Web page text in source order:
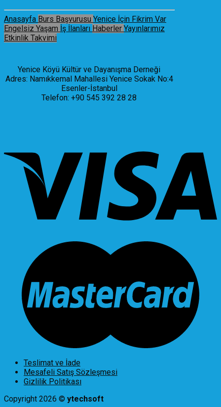
Anasayfa Burs Başvurusu Yenice İçin Fikrim Var
Engelsiz Yaşam İş İlanları Haberler Yayınlarımız
Etkinlik Takvimi
Yenice Köyü Kültür ve Dayanışma Derneği
Adres: Namıkkemal Mahallesi Yenice Sokak No:4
Esenler-İstanbul
Telefon: +90 545 392 28 28
Teslimat ve İade
Mesafeli Satış Sözleşmesi
Gizlilik Politikası
Copyright 2026 © ytechsoft